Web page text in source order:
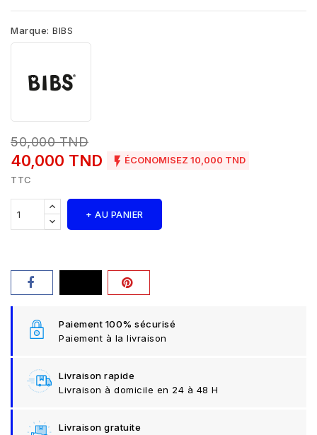
Marque: BIBS
50,000 TND
40,000 TND  ÉCONOMISEZ 10,000 TND
TTC
+ AU PANIER
Paiement 100% sécurisé
Paiement à la livraison
Livraison rapide
Livraison à domicile en 24 à 48 H
Livraison gratuite